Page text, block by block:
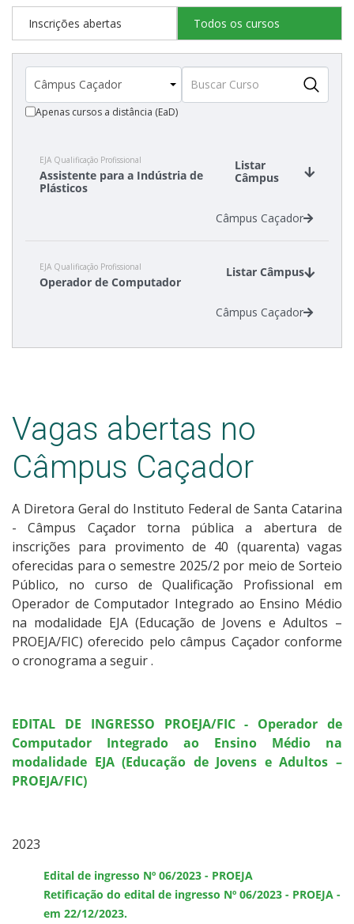
Inscrições abertas Todos os cursos
Apenas cursos a distância (EaD)
EJA Qualificação Profissional
Assistente para a Indústria de
Plásticos
Listar
Câmpus
Câmpus Caçador
EJA Qualificação Profissional
Operador de Computador
Listar Câmpus
Câmpus Caçador
Vagas abertas no
Câmpus Caçador
A Diretora Geral do Instituto Federal de Santa Catarina
- Câmpus Caçador torna pública a abertura de
inscrições para provimento de 40 (quarenta) vagas
oferecidas para o semestre 2025/2 por meio de Sorteio
Público, no curso de Qualificação Profissional em
Operador de Computador Integrado ao Ensino Médio
na modalidade EJA (Educação de Jovens e Adultos –
PROEJA/FIC) oferecido pelo câmpus Caçador conforme
o cronograma a seguir.
EDITAL DE INGRESSO PROEJA/FIC - Operador de
Computador Integrado ao Ensino Médio na
modalidade EJA (Educação de Jovens e Adultos –
PROEJA/FIC)
​​​​​​​2023
Edital de ingresso Nº 06/2023 - PROEJA
Retificação do edital de ingresso Nº 06/2023 - PROEJA -
em 22/12/2023.